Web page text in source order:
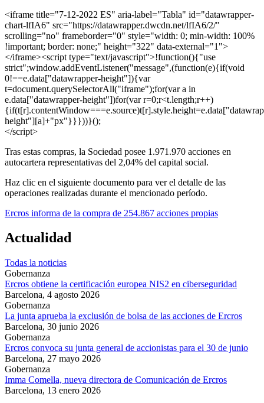
<iframe title="7-12-2022 ES" aria-label="Tabla" id="datawrapper-
chart-lfIA6" src="https://datawrapper.dwcdn.net/lfIA6/2/"
scrolling="no" frameborder="0" style="width: 0; min-width: 100%
!important; border: none;" height="322" data-external="1">
</iframe><script type="text/javascript">!function(){"use
strict";window.addEventListener("message",(function(e){if(void
0!==e.data["datawrapper-height"]){var
t=document.querySelectorAll("iframe");for(var a in
e.data["datawrapper-height"])for(var r=0;r<t.length;r++)
height"][a]+"px"}}}))}();
</script>
Tras estas compras, la Sociedad posee 1.971.970 acciones en
autocartera representativas del 2,04% del capital social.
Haz clic en el siguiente documento para ver el detalle de las
operaciones realizadas durante el mencionado período.
Ercros informa de la compra de 254.867 acciones propias
Actualidad
Todas la noticias
Gobernanza
Ercros obtiene la certificación europea NIS2 en ciberseguridad
Barcelona, 4 agosto 2026
Gobernanza
La junta aprueba la exclusión de bolsa de las acciones de Ercros
Barcelona, 30 junio 2026
Gobernanza
Ercros convoca su junta general de accionistas para el 30 de junio
Barcelona, 27 mayo 2026
Gobernanza
Imma Comella, nueva directora de Comunicación de Ercros
Barcelona, 13 enero 2026